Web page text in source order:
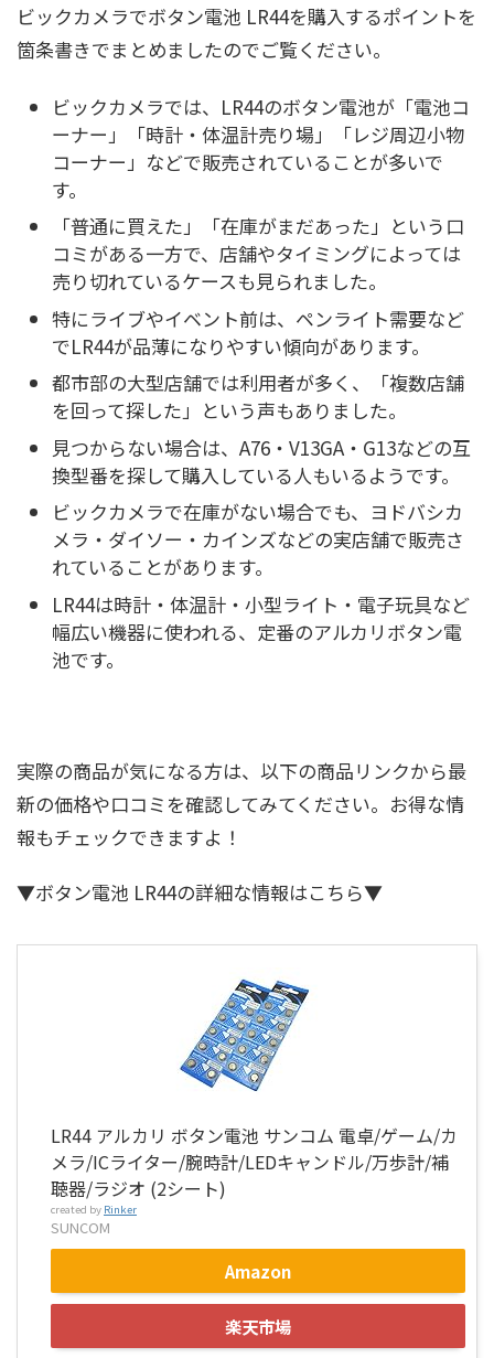
ビックカメラでボタン電池 LR44を購入するポイントを
箇条書きでまとめましたのでご覧ください。
ビックカメラでは、LR44のボタン電池が「電池コ
ーナー」「時計・体温計売り場」「レジ周辺小物
コーナー」などで販売されていることが多いで
す。
「普通に買えた」「在庫がまだあった」という口
コミがある一方で、店舗やタイミングによっては
売り切れているケースも見られました。
特にライブやイベント前は、ペンライト需要など
でLR44が品薄になりやすい傾向があります。
都市部の大型店舗では利用者が多く、「複数店舗
を回って探した」という声もありました。
見つからない場合は、A76・V13GA・G13などの互
換型番を探して購入している人もいるようです。
ビックカメラで在庫がない場合でも、ヨドバシカ
メラ・ダイソー・カインズなどの実店舗で販売さ
れていることがあります。
LR44は時計・体温計・小型ライト・電子玩具など
幅広い機器に使われる、定番のアルカリボタン電
池です。
実際の商品が気になる方は、以下の商品リンクから最
新の価格や口コミを確認してみてください。お得な情
報もチェックできますよ！
▼ボタン電池 LR44の詳細な情報はこちら▼
LR44 アルカリ ボタン電池 サンコム 電卓/ゲーム/カ
メラ/ICライター/腕時計/LEDキャンドル/万歩計/補
聴器/ラジオ (2シート)
created by Rinker
SUNCOM
Amazon
楽天市場